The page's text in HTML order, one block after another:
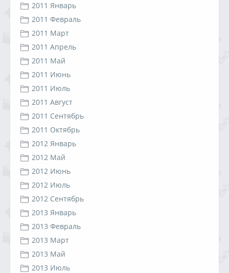
2011 Январь
2011 Февраль
2011 Март
2011 Апрель
2011 Май
2011 Июнь
2011 Июль
2011 Август
2011 Сентябрь
2011 Октябрь
2012 Январь
2012 Май
2012 Июнь
2012 Июль
2012 Сентябрь
2013 Январь
2013 Февраль
2013 Март
2013 Май
2013 Июль